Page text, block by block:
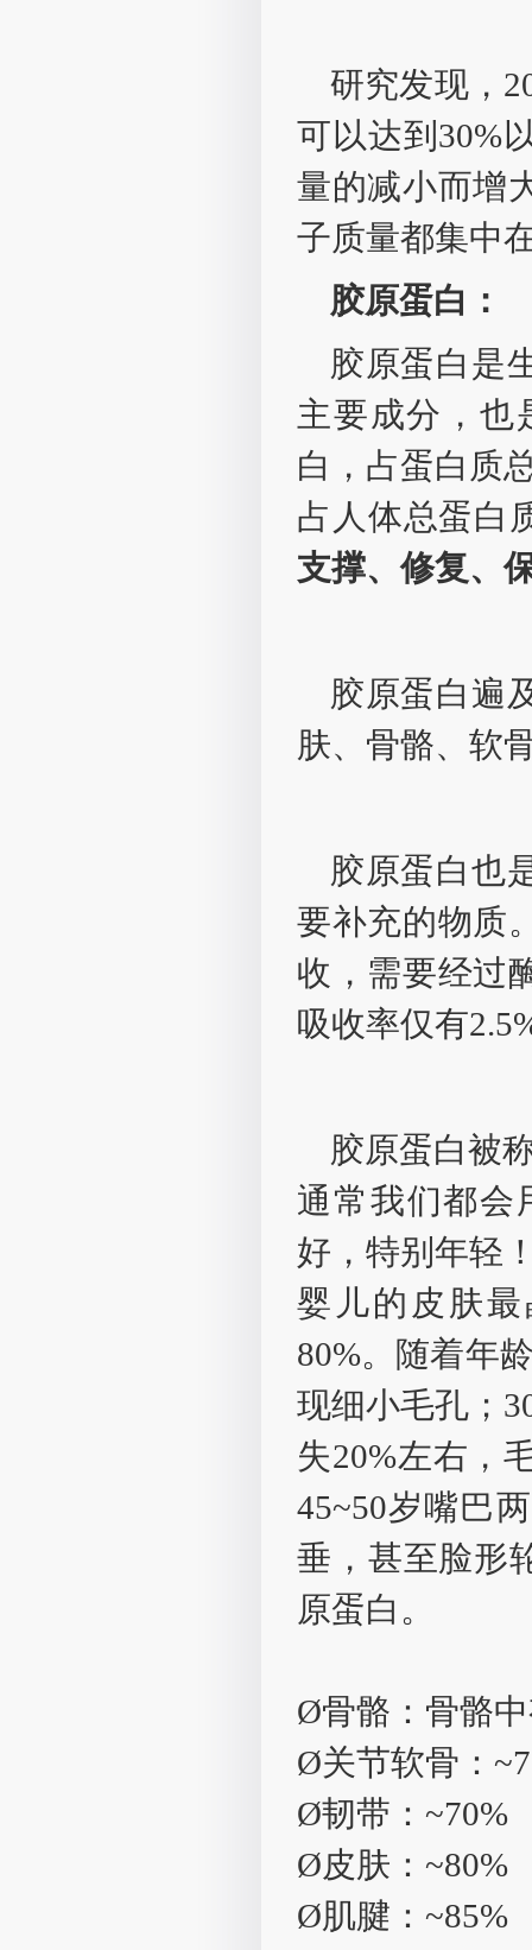
研究发现，
可以达到30%
量的减小而增
子质量都集中
胶原蛋白：
胶原蛋白是
主要成分，也
白，占蛋白质
占人体总蛋白
支撑、修复、
胶原蛋白遍
肤、骨骼、软
胶原蛋白也
要补充的物质
收，需要经过
吸收率仅有
胶原蛋白被
通常我们都会
好，特别年轻
婴儿的皮肤
80%。随着年
现细小毛孔；
失20%左右，
45~50岁嘴巴
垂，甚至脸形
原蛋白。
Ø骨骼：骨骼
Ø关节软骨：
Ø韧带：~70%
Ø皮肤：~80%
Ø肌腱：~85%